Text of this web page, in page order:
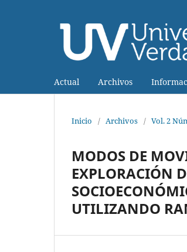
Actual Archivos
Inicio / Archivos / Vol. 2
MODOS DE
EXPLORACIÓN
UTILIZANDO